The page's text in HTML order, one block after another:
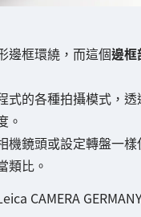
邊框環繞，而這個邊框
式的各種拍攝模式，
。
機鏡頭或設定轉盤一樣
類比。
CAMERA